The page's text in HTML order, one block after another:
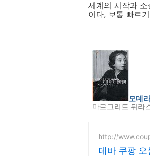
세계의 시작과
이다, 보통 빠르
모데
마르그리트 뒤라
http://
데바 쿠팡